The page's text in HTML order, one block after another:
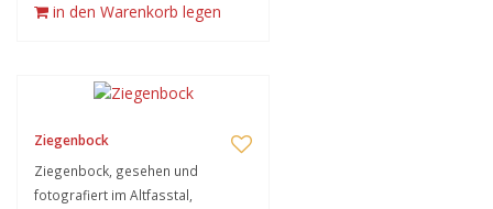
in den Warenkorb legen
Ziegenbock
Ziegenbock, gesehen und
fotografiert im Altfasstal,